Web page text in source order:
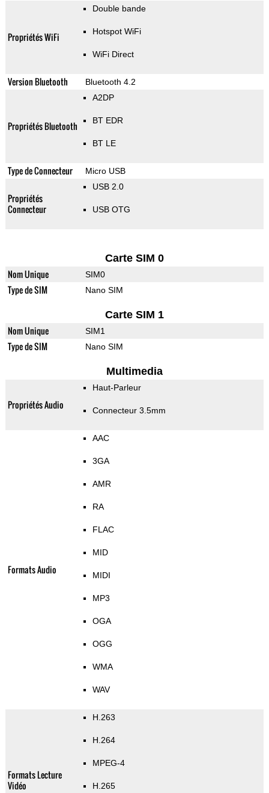
Propriétés WiFi
Double bande
Hotspot WiFi
WiFi Direct
Version Bluetooth Bluetooth 4.2
Propriétés Bluetooth
A2DP
BT EDR
BT LE
Type de Connecteur Micro USB
Propriétés
Connecteur
USB 2.0
USB OTG
Carte SIM 0
Nom Unique SIM0
Type de SIM Nano SIM
Carte SIM 1
Nom Unique SIM1
Type de SIM Nano SIM
Multimedia
Propriétés Audio
Haut-Parleur
Connecteur 3.5mm
Formats Audio
AAC
3GA
AMR
RA
FLAC
MID
MIDI
MP3
OGA
OGG
WMA
WAV
Formats Lecture
Vidéo
H.263
H.264
MPEG-4
H.265